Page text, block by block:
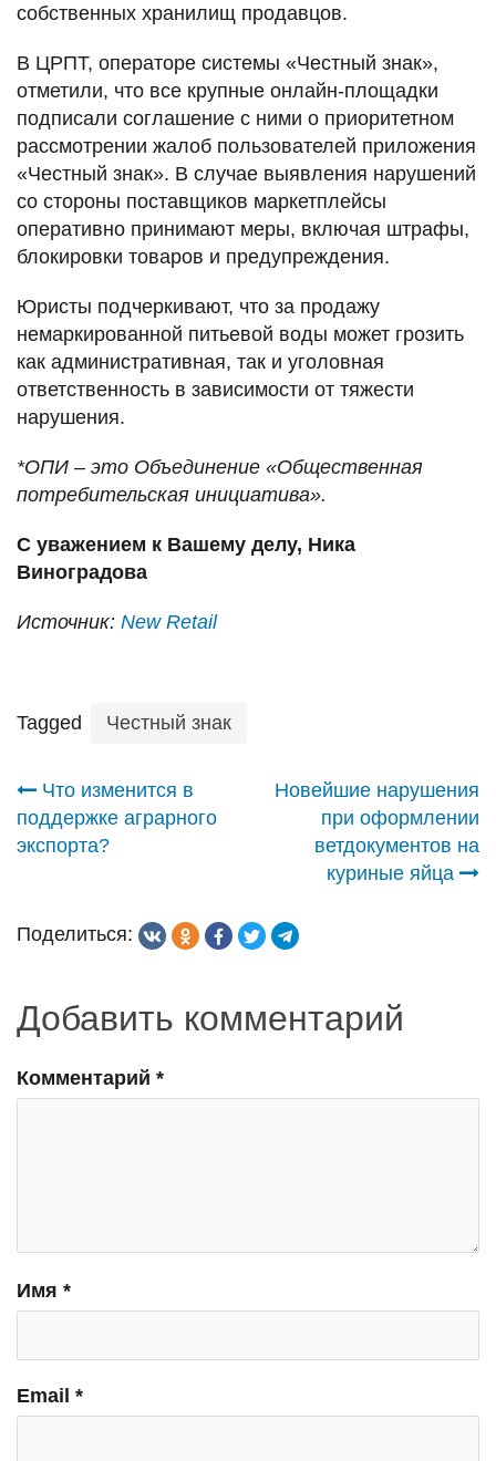
собственных хранилищ продавцов.
В ЦРПТ, операторе системы «Честный знак»,
отметили, что все крупные онлайн-площадки
подписали соглашение с ними о приоритетном
рассмотрении жалоб пользователей приложения
«Честный знак». В случае выявления нарушений
со стороны поставщиков маркетплейсы
оперативно принимают меры, включая штрафы,
блокировки товаров и предупреждения.
Юристы подчеркивают, что за продажу
немаркированной питьевой воды может грозить
как административная, так и уголовная
ответственность в зависимости от тяжести
нарушения.
*ОПИ – это Объединение «Общественная
потребительская инициатива».
С уважением к Вашему делу, Ника
Виноградова
Источник: New Retail
Tagged Честный знак
Навигация
по
Что изменится в
поддержке аграрного
экспорта?
Новейшие нарушения
при оформлении
ветдокументов на
куриные яйца
Поделиться:
Добавить комментарий
Комментарий *
Имя *
Email *